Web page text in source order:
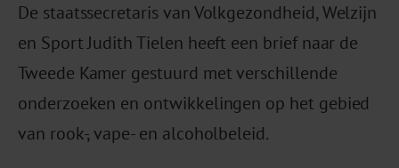
De staatssecretaris van Volkgezondheid, Welzijn
en Sport Judith Tielen heeft een brief naar de
Tweede Kamer gestuurd met verschillende
onderzoeken en ontwikkelingen op het gebied
van rook-, vape- en alcoholbeleid.